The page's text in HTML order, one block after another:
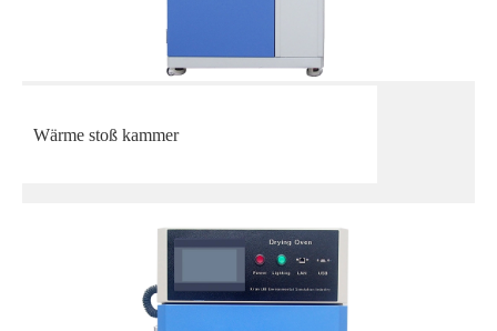
Wärme stoß kammer